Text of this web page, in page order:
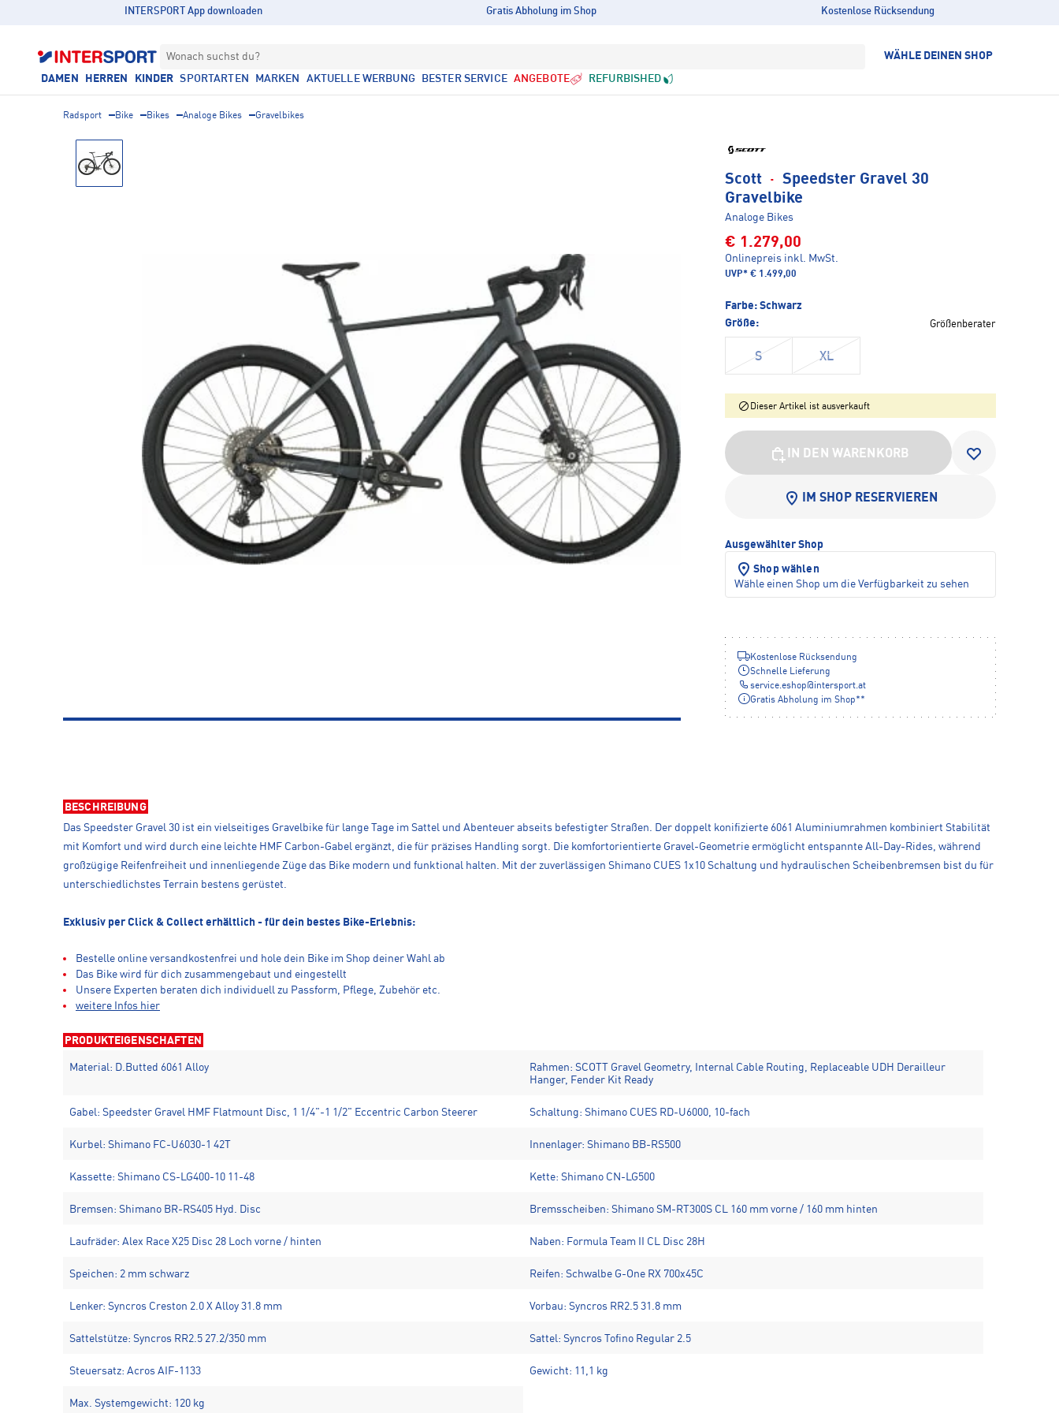
INTERSPORT App downloaden Gratis Abholung im Shop Kostenlose Rücksendung
Wonach suchst du? WÄHLE DEINEN SHOP
DAMEN HERREN KINDER SPORTARTEN MARKEN AKTUELLE WERBUNG BESTER SERVICE ANGEBOTE REFURBISHED
Radsport Bike Bikes Analoge Bikes Gravelbikes
Scott · Speedster Gravel 30
Gravelbike
Analoge Bikes
€ 1.279,00
Onlinepreis inkl. MwSt.
UVP* € 1.499,00
Farbe: Schwarz
Größe:
Größenberater
S XL
Dieser Artikel ist ausverkauft
IN DEN WARENKORB
IM SHOP RESERVIEREN
Ausgewählter Shop
Shop wählen
Wähle einen Shop um die Verfügbarkeit zu sehen
Kostenlose Rücksendung
Schnelle Lieferung
service.eshop@intersport.at
Gratis Abholung im Shop**
BESCHREIBUNG
Das Speedster Gravel 30 ist ein vielseitiges Gravelbike für lange Tage im Sattel und Abenteuer abseits befestigter Straßen. Der doppelt konifizierte 6061 Aluminiumrahmen kombiniert Stabilität
mit Komfort und wird durch eine leichte HMF Carbon-Gabel ergänzt, die für präzises Handling sorgt. Die komfortorientierte Gravel-Geometrie ermöglicht entspannte All-Day-Rides, während
großzügige Reifenfreiheit und innenliegende Züge das Bike modern und funktional halten. Mit der zuverlässigen Shimano CUES 1x10 Schaltung und hydraulischen Scheibenbremsen bist du für
unterschiedlichstes Terrain bestens gerüstet.
Exklusiv per Click & Collect erhältlich - für dein bestes Bike-Erlebnis:
Bestelle online versandkostenfrei und hole dein Bike im Shop deiner Wahl ab
Das Bike wird für dich zusammengebaut und eingestellt
Unsere Experten beraten dich individuell zu Passform, Pflege, Zubehör etc.
weitere Infos hier
PRODUKTEIGENSCHAFTEN
Material: D.Butted 6061 Alloy
Rahmen: SCOTT Gravel Geometry, Internal Cable Routing, Replaceable UDH Derailleur
Hanger, Fender Kit Ready
Gabel: Speedster Gravel HMF Flatmount Disc, 1 1/4"-1 1/2" Eccentric Carbon Steerer Schaltung: Shimano CUES RD-U6000, 10-fach
Kurbel: Shimano FC-U6030-1 42T Innenlager: Shimano BB-RS500
Kassette: Shimano CS-LG400-10 11-48 Kette: Shimano CN-LG500
Bremsen: Shimano BR-RS405 Hyd. Disc Bremsscheiben: Shimano SM-RT300S CL 160 mm vorne / 160 mm hinten
Laufräder: Alex Race X25 Disc 28 Loch vorne / hinten Naben: Formula Team II CL Disc 28H
Speichen: 2 mm schwarz Reifen: Schwalbe G-One RX 700x45C
Lenker: Syncros Creston 2.0 X Alloy 31.8 mm Vorbau: Syncros RR2.5 31.8 mm
Sattelstütze: Syncros RR2.5 27.2/350 mm Sattel: Syncros Tofino Regular 2.5
Steuersatz: Acros AIF-1133 Gewicht: 11,1 kg
Max. Systemgewicht: 120 kg